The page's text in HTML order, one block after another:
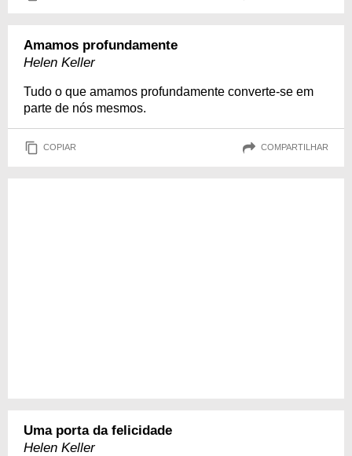
Amamos profundamente
Helen Keller
Tudo o que amamos profundamente converte-se em
parte de nós mesmos.
COPIAR COMPARTILHAR
Uma porta da felicidade
Helen Keller